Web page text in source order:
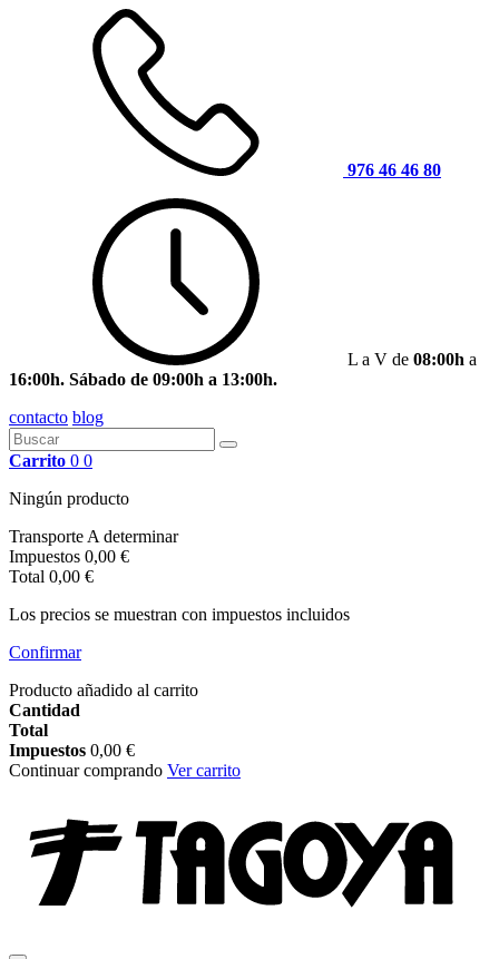
976 46 46 80
L a V de 08:00h a
16:00h. Sábado de 09:00h a 13:00h.
contacto blog
Carrito 0 0
Ningún producto
Transporte A determinar
Impuestos 0,00 €
Total 0,00 €
Los precios se muestran con impuestos incluidos
Confirmar
Producto añadido al carrito
Cantidad
Total
Impuestos 0,00 €
Continuar comprando Ver carrito